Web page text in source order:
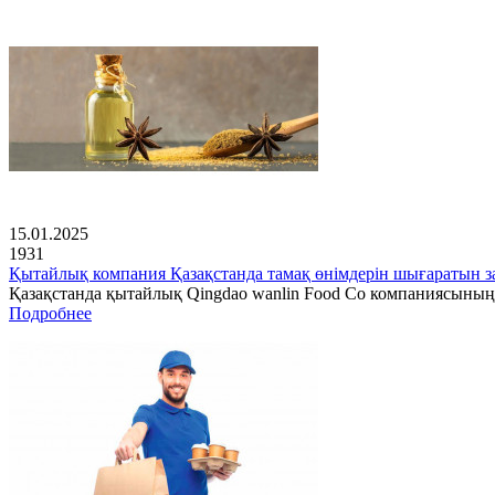
15.01.2025
1931
Қытайлық компания Қазақстанда тамақ өнімдерін шығаратын
Қазақстанда қытайлық Qingdao wanlin Food Co
Подробнее